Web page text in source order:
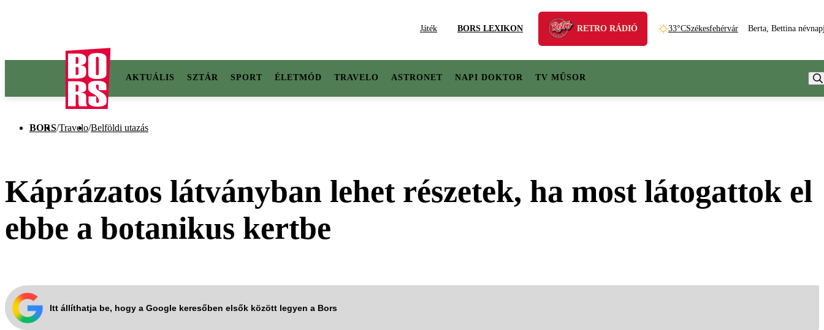
Játék BORS LEXIKON RETRO RÁDIÓ 33°CSzékesfehérvár Berta, Bettina
AKTUÁLIS SZTÁR SPORT ÉLETMÓD TRAVELO ASTRONET NAPI DOKTOR TV MŰSOR
BORS/Travelo/Belföldi utazás
Káprázatos látványban lehet részetek, ha most látogattok el
ebbe a botanikus kertbe
Itt állíthatja be, hogy a Google keresőben elsők között legyen a Bors